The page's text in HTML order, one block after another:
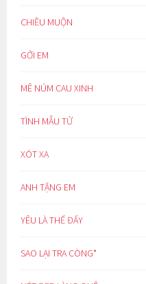
CHIỀU MUỘN
GỞI EM
MÊ NÚM CAU XINH
TÌNH MẪU TỬ
XÓT XA
ANH TẶNG EM
YÊU LÀ THẾ ĐẤY
SAO LẠI TRA CÒNG*